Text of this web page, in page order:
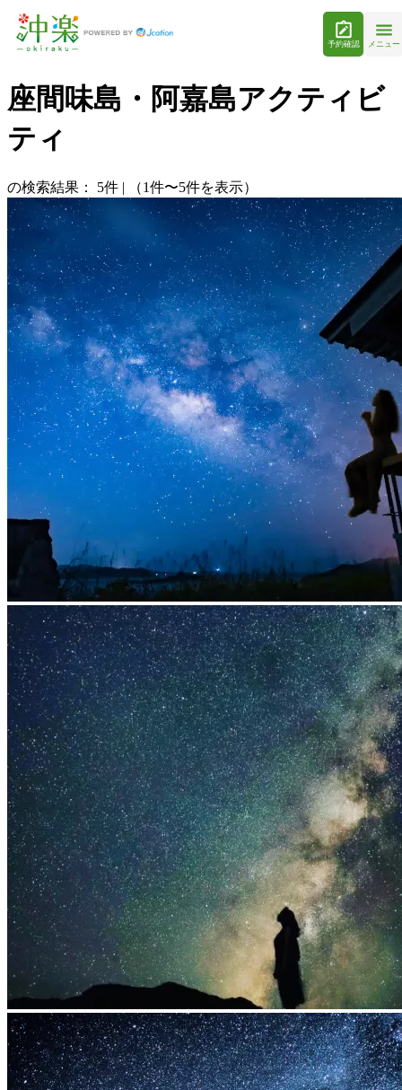
予約確認 メニュー
座間味島・阿嘉島アクティビ
ティ
の検索結果： 5件 | （1件〜5件を表示）